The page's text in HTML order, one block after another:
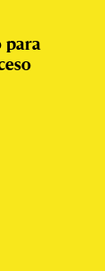
para